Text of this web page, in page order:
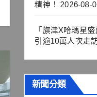
精神！
2026-08-
「旗津X哈瑪星
引逾10萬人次走
新聞分類